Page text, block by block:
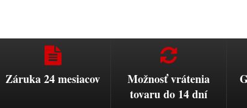
Záruka 24 mesiacov
Možnosť vrátenia
tovaru do 14 dní